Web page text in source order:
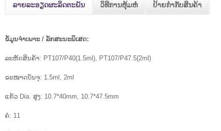
ລາຍລະອຽດຜະລິດຕະພັນ ວິທີການຫຸ້ມຫໍ່ ປ້າຍກຳກັບສິນຄ້າ
ຂໍ້ມູນຈໍາເພາະ / ລັກສະນະພິເສດ:
ລະຫັດສິນຄ້າ: PT107/P40(1.5ml), PT107/P47.5(2ml)
ຂະໜາດບັນຈຸ: 1.5ml, 2ml
ແກ້ວ Dia. ສູງ: 10.7*40mm, 10.7*47.5mm
ຄໍ: 11